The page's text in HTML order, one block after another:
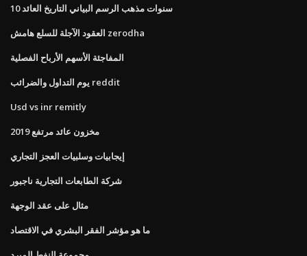
10 سنوات مذهب الرسم البياني التاريخ العائد
العقود الآجلة للسلع هامش zerodha
المفاجئة الأسهم الأرباح الفصلية
يوم التداول والضرائب reddit
Usd vs inr remitly
مخزون عائد مرتفع 2019
إيجابيات وسلبيات العجز التجاري
شركة الطابعات التجارية ناجبور
مثال على عقد الوجهة
ما هو مؤشر الفقر البشري في الاقتصاد